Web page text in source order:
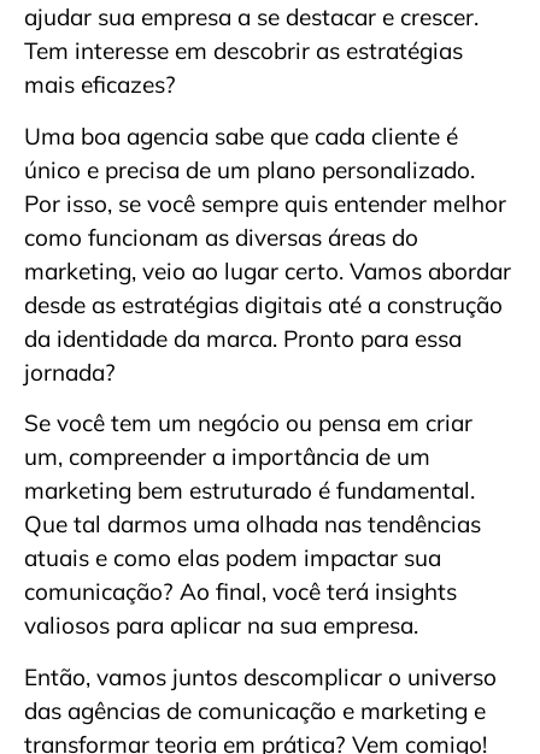
ajudar sua empresa a se destacar e crescer.
Tem interesse em descobrir as estratégias
mais eficazes?
Uma boa agencia sabe que cada cliente é
único e precisa de um plano personalizado.
Por isso, se você sempre quis entender melhor
como funcionam as diversas áreas do
marketing, veio ao lugar certo. Vamos abordar
desde as estratégias digitais até a construção
da identidade da marca. Pronto para essa
jornada?
Se você tem um negócio ou pensa em criar
um, compreender a importância de um
marketing bem estruturado é fundamental.
Que tal darmos uma olhada nas tendências
atuais e como elas podem impactar sua
comunicação? Ao final, você terá insights
valiosos para aplicar na sua empresa.
Então, vamos juntos descomplicar o universo
das agências de comunicação e marketing e
transformar teoria em prática? Vem comigo!